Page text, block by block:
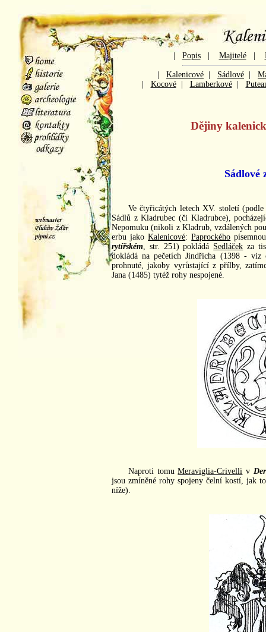
Popis| Majitelé|
Kalenicové Sádlové
Kocové| Lamberkové|
Dějiny
Sádlové
Ve čtyřicátých letech XV. století
Sádlů z Kladrubec (či Kladrubce),
Nepomuku (nikoli z Kladrub, vzdálených
erbu jakoKalenicové:Paprockého
rytířském , str. 251) pokládá Sedláček za
dokládá na pečetích Jindřicha (1398 - viz
prohnuté, jakoby vyrůstající z přílby,
Jana (1485) tytéž rohy nespojené.
Naproti tomuMeraviglia-Crivelli v
jsou zmíněné rohy spojeny čelní kostí, jak
níže).